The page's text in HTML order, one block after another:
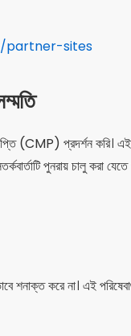
partner-sites
(CMP) প্রদর্শন করি।
পুনরায় চালু করা
করে না। এই